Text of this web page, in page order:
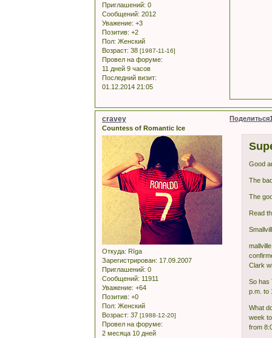
Приглашений: 0
Сообщений: 2012
Уважение: +3
Позитив: +2
Пол: Женский
Возраст: 38 [1987-11-16]
Провел на форуме:
11 дней 9 часов
Последний визит:
01.12.2014 21:05
Поделиться
cravey
Countess of Romantic Ice
Откуда: Rīga
Зарегистрирован: 17.09.2007
Приглашений: 0
Сообщений: 11911
Уважение: +64
Позитив: +0
Пол: Женский
Возраст: 37 [1988-12-20]
Провел на форуме:
2 месяца 10 дней
Good
The
The
Read
Clark
So has
p.m. to
What
week
from